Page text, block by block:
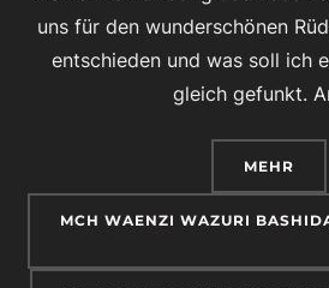
uns für den wunderschönen
entschieden und was soll ich
gleich gefunkt.
MEHR
MCH WAENZI WAZURI